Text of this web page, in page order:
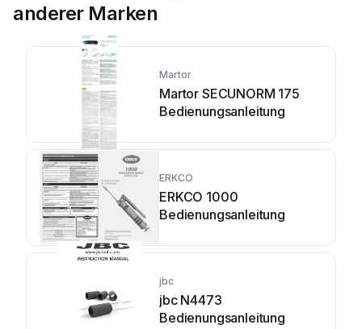
anderer Marken
Martor
Martor SECUNORM 175
Bedienungsanleitung
ERKCO
ERKCO 1000
Bedienungsanleitung
jbc
jbc N4473
Bedienungsanleitung